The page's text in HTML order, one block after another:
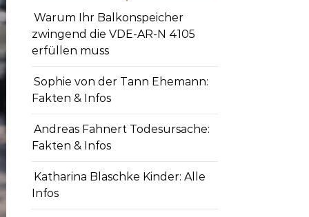
Warum Ihr Balkonspeicher
zwingend die VDE-AR-N 4105
erfüllen muss
Sophie von der Tann Ehemann:
Fakten & Infos
Andreas Fahnert Todesursache:
Fakten & Infos
Katharina Blaschke Kinder: Alle
Infos